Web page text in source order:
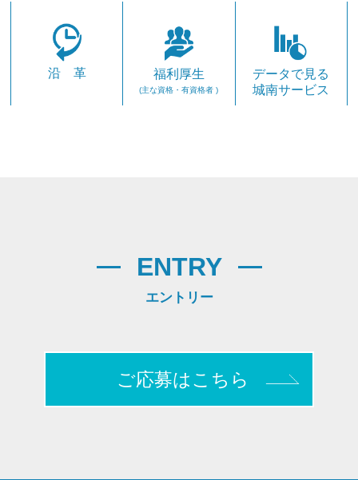
沿 革 福利厚生
(主な資格・有資格者 )
データで見る
城南サービス
ENTRY
エントリー
ご応募はこちら